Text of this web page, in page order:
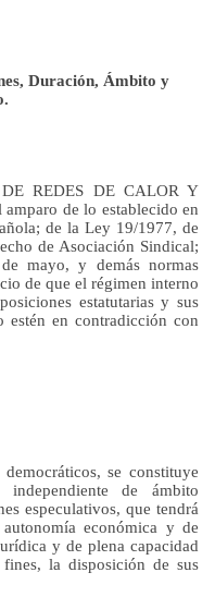
Duración, Ámbito y
REDES DE CALOR Y
de lo establecido en
de la Ley 19/1977, de
de Asociación Sindical;
mayo, y demás normas
de que el régimen interno
estatutarias y sus
estén en contradicción con
se constituye
independiente de ámbito
especulativos, que tendrá
económica y de
y de plena capacidad
la disposición de sus